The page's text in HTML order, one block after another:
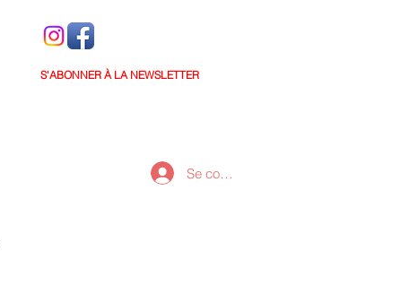
S'ABONNER À LA NEWSLETTER
Se connecter